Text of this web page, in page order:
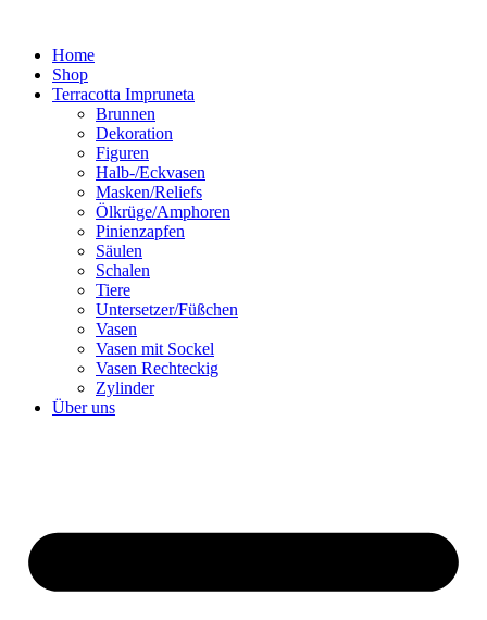
springenHome
Shop
Terracotta Impruneta
Brunnen
Dekoration
Figuren
Halb-/Eckvasen
Masken/Reliefs
Ölkrüge/Amphoren
Pinienzapfen
Säulen
Schalen
Tiere
Untersetzer/Füßchen
Vasen
Vasen mit Sockel
Vasen Rechteckig
Zylinder
Über uns